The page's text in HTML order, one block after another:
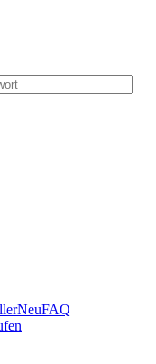
NeuFAQ